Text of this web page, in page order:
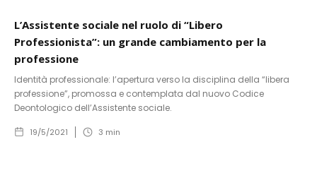
L’Assistente sociale nel ruolo di “Libero
Professionista”: un grande cambiamento per la
professione
Identità professionale: l’apertura verso la disciplina della “libera
professione”, promossa e contemplata dal nuovo Codice
Deontologico dell’Assistente sociale.
19/5/2021 3 min